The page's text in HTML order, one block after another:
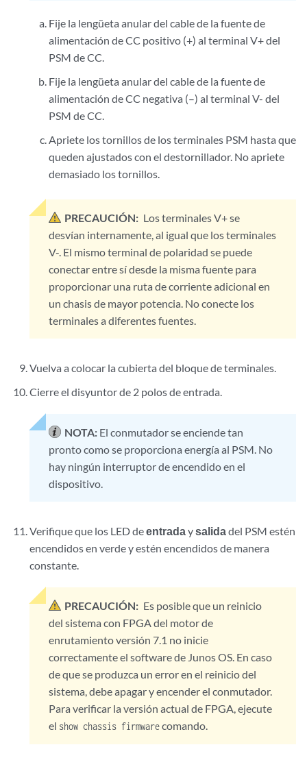
Fije la lengüeta anular del cable de la fuente de
alimentación de CC positivo (+) al terminal V+ del
PSM de CC.
Fije la lengüeta anular del cable de la fuente de
alimentación de CC negativa (–) al terminal V- del
PSM de CC.
Apriete los tornillos de los terminales PSM hasta que
queden ajustados con el destornillador. No apriete
demasiado los tornillos.
PRECAUCIÓN: Los terminales V+ se
desvían internamente, al igual que los terminales
V-. El mismo terminal de polaridad se puede
conectar entre sí desde la misma fuente para
proporcionar una ruta de corriente adicional en
un chasis de mayor potencia. No conecte los
terminales a diferentes fuentes.
Vuelva a colocar la cubierta del bloque de terminales.
Cierre el disyuntor de 2 polos de entrada.
NOTA: El conmutador se enciende tan
pronto como se proporciona energía al PSM. No
hay ningún interruptor de encendido en el
dispositivo.
Verifique que los LED deentradaysalidadel PSM estén
encendidos en verde y estén encendidos de manera
constante.
PRECAUCIÓN: Es posible que un reinicio
del sistema con FPGA del motor de
enrutamiento versión 7.1 no inicie
correctamente el software de Junos OS. En caso
de que se produzca un error en el reinicio del
sistema, debe apagar y encender el conmutador.
Para verificar la versión actual de FPGA, ejecute
el show chassis firmwarecomando.